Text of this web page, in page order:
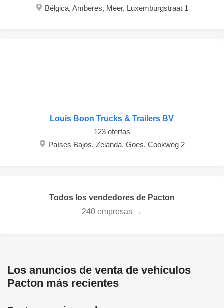
Bélgica, Amberes, Meer, Luxemburgstraat 1
Louis Boon Trucks & Trailers BV
123 ofertas
Países Bajos, Zelanda, Goes, Cookweg 2
Todos los vendedores de Pacton
240 empresas →
Los anuncios de venta de vehículos
Pacton más recientes